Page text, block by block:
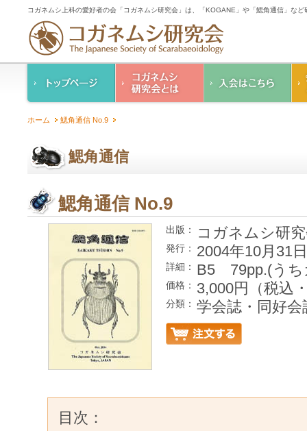
コガネムシ上科の愛好者の会「コガネムシ研究会」は、「KOGANE」や「鰓角通信」な
人情報保護要領
ホーム 鰓角通信 No.9
鰓角通信
鰓角通信 No.9
出版： コガネムシ研
発行： 2004年10月31日
詳細： B5 79pp.(うち
価格： 3,000円（税込
分類： 学会誌・同好会
目次：